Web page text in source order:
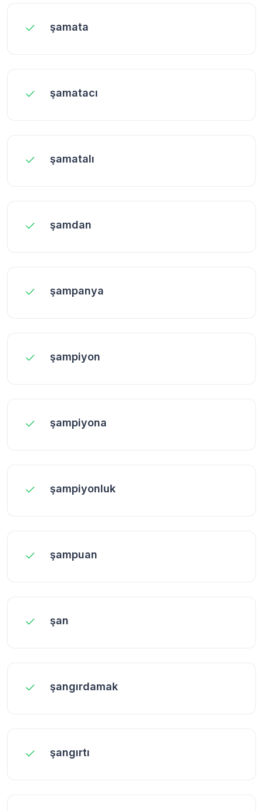
şamata
şamatacı
şamatalı
şamdan
şampanya
şampiyon
şampiyona
şampiyonluk
şampuan
şan
şangırdamak
şangırtı